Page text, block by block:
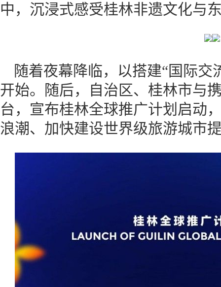
中，沉浸式感受桂林非遗文化与
随着夜幕降临，以搭建“国际交
开始。随后，自治区、桂林市与
台，宣布桂林全球推广计划启动
浪潮、加快建设世界级旅游城市